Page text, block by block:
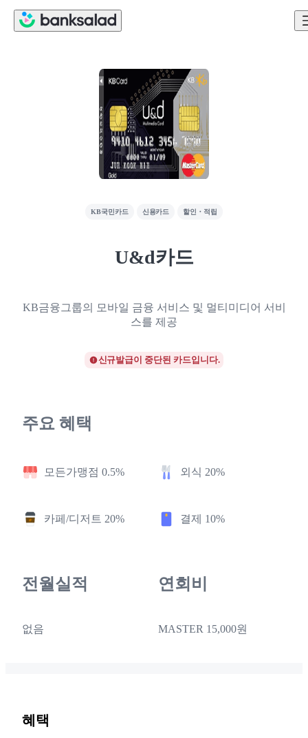
KB국민카드 신용카드 할인・적립
U&d카드
KB금융그룹의 모바일 금융 서비스 및 멀티미디어 서비
스를 제공
신규발급이 중단된 카드입니다.
주요 혜택
모든가맹점 0.5% 외식 20%
카페/디저트 20% 결제 10%
전월실적
없음
연회비
MASTER 15,000원
혜택